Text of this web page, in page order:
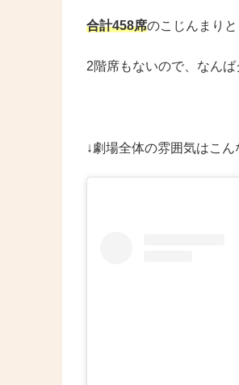
合計458席のこじんまりと
2階席もないので、なん
↓劇場全体の雰囲気はこん